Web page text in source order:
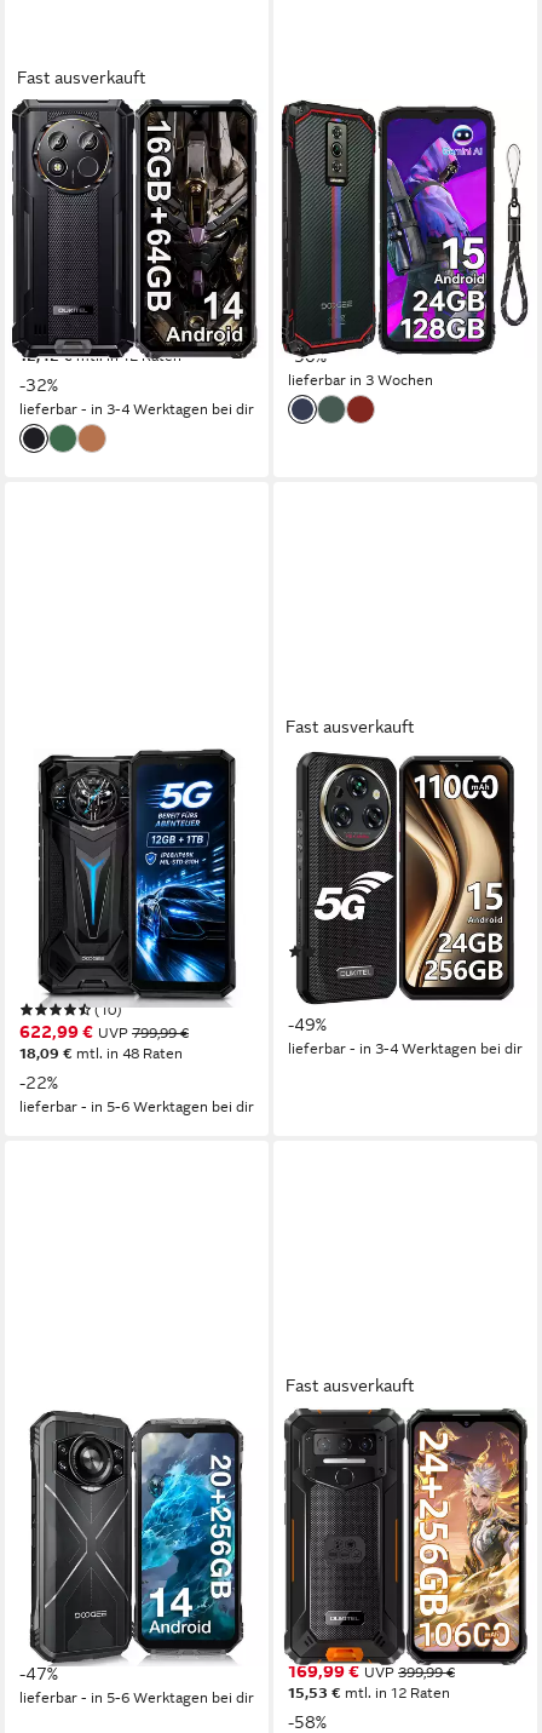
Fast ausverkauft
OUKITEL
WP28E 16GB RAM + 64GB
ROM/TF 1TB, 4G Outdoor
Smartphone
16,56 cm/6.52 Zoll Bildschirmdiagonale
64 GB Speicherkapazität
13 MP Kamera
Produktdatenblatt
135,99 € UVP
199,99 €
12,42 €mtl. in 12 Raten
-32%
lieferbar - in 3-4 Werktagen bei dir
DOOGEE
Blade10 Energy Android 15
Outdoor Smartphone
16,67 cm/6.56 Zoll Bildschirmdiagonale
128 GB
Speicherkapazität
16 MP
Kamera
Produktdatenblatt
149,99 € UVP299,99 €
13,70 €mtl. in 12 Raten
-50%
lieferbar in 3 Wochen
DOOGEE
S200ULTRA 5G Outdoor
Handy Ohne Vertrag
12GB+1TB 6.72” 120Hz
Android15 Smartphone
1024 GB
Speicherkapazität
100 MP MP Kamera
32 MP MP Frontkamera
Produktdatenblatt
(10)
622,99 € UVP 799,99 €
18,09 € mtl. in 48 Raten
-22%
lieferbar - in 5-6 Werktagen bei dir
Fast ausverkauft
OUKITEL
WP35 5G 24+256GB
Outdoor Smartphone
16,76 cm/6.6 Zoll
Bildschirmdiagonale
256 GB Speicherkapazität
108 MP Kamera
Produktdatenblatt
(1)
269,99 € UVP
529,99 €
13,41 €mtl. in 24 Raten
-49%
lieferbar - in 3-4 Werktagen bei dir
DOOGEE
Scyber Outdoor Handy inkl.,
256GB,10800mAh, 6.6''
Smartphone
256 GB
Speicherkapazität
50 MP
Kamera
16 MP
Frontkamera
149,99 € UVP
281,99 €
13,70 €
mtl. in 12 Raten
-47%
lieferbar - in 5-6 Werktagen bei dir
Fast ausverkauft
OUKITEL
WP23 Plus 16GB
RAM+128GB ROM oder
256GB ROM/TF 1TB, 4G
Outdoor Smartphone
16,56 cm/6.52 Zoll Bildschirmdiagonale
256 GB Speicherkapazität
13 MP Kamera
Produktdatenblatt
169,99 € UVP 399,99 €
15,53 € mtl. in 12 Raten
-58%